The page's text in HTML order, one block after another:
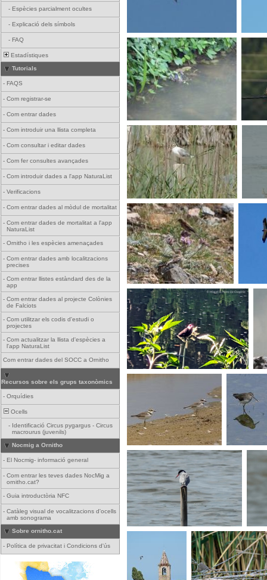
- Espècies parcialment ocultes
- Explicació dels símbols
- FAQ
Estadístiques
Tutorials
- FAQS
- Com registrar-se
- Com entrar dades
- Com introduir una llista completa
- Com consultar i editar dades
- Com fer consultes avançades
- Com introduir dades a l'app NaturaList
- Verificacions
- Com entrar dades al mòdul de mortalitat
- Com entrar dades de mortalitat a l'app
NaturaList
- Ornitho i les espècies amenaçades
- Com entrar dades amb localitzacions
precises
- Com entrar llistes estàndard des de la
app
- Com entrar dades al projecte Colònies
de Falciots
- Com utilitzar els codis d'estudi o
projectes
- Com actualitzar la llista d'espècies a
l'app NaturaList
Com entrar dades del SOCC a Ornitho
Recursos sobre els grups taxonòmics
- Orquídies
Ocells
- Identificació Circus pygargus - Circus
macrourus (juvenils)
Nocmig a Ornitho
- El Nocmig- informació general
- Com entrar les teves dades NocMig a
ornitho.cat?
- Guia introductòria NFC
- Catàleg visual de vocalitzacions d'ocells
amb sonograma
Sobre ornitho.cat
- Política de privacitat i Condicions d'ús